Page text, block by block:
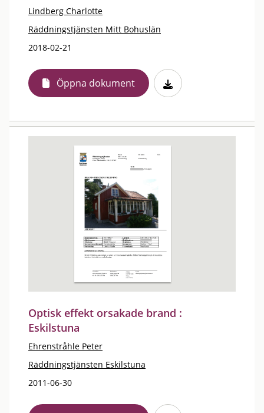
Lindberg Charlotte
Räddningstjänsten Mitt Bohuslän
2018-02-21
Öppna dokument
Optisk effekt orsakade brand :
Eskilstuna
Ehrenstråhle Peter
Räddningstjänsten Eskilstuna
2011-06-30